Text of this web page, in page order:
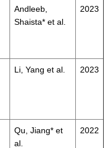
Andleeb,
Shaista* et al.
2023
Li, Yang et al. 2023
Qu, Jiang* et
al.
2022